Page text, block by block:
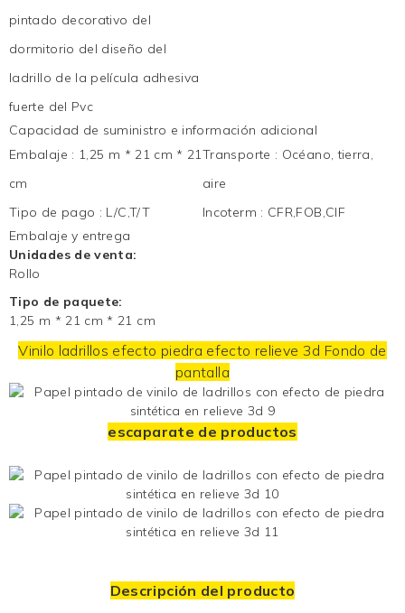
pintado decorativo del
dormitorio del diseño del
ladrillo de la película adhesiva
fuerte del Pvc
Capacidad de suministro e información adicional
Embalaje : 1,25 m * 21 cm * 21
cm
Transporte : Océano, tierra,
aire
Tipo de pago : L/C,T/T Incoterm : CFR,FOB,CIF
Embalaje y entrega
Unidades de venta:
Rollo
Tipo de paquete:
1,25 m * 21 cm * 21 cm
Vinilo ladrillos efecto piedra efecto relieve 3d Fondo de
pantalla
escaparate de productos
Descripción del producto